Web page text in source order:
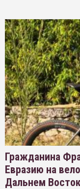
Гражданина
Евразию на
Дальнем